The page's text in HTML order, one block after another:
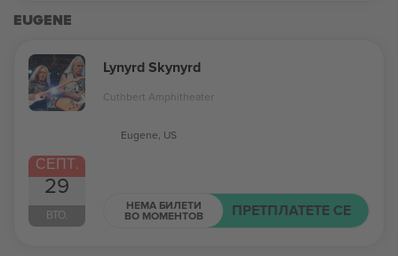
EUGENE
СЕПТ.
29
ВТО.
Lynyrd Skynyrd
Cuthbert Amphitheater
Eugene, US
НЕМА БИЛЕТИ
ВО МОМЕНТОВ ПРЕТПЛАТЕТЕ СЕ